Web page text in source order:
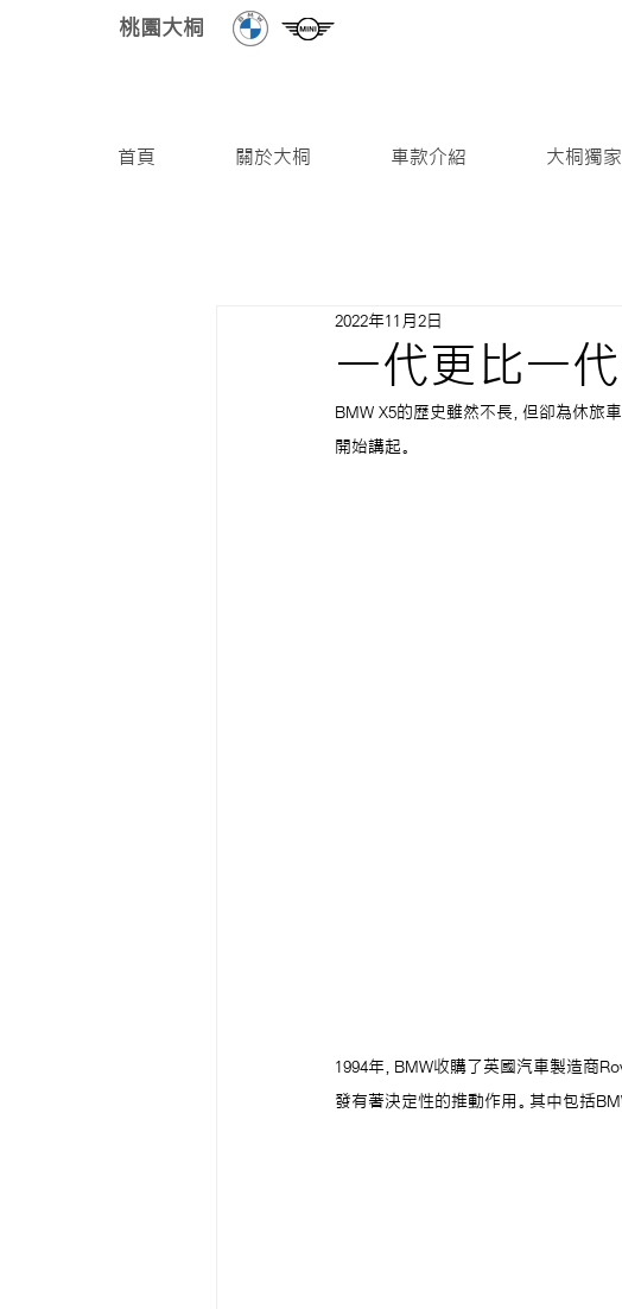
桃園大桐
首頁 關於大桐 車款介紹 大桐獨家
一代更比一
2022年11月2日
BMW X5的歷史雖然不長，但卻為休旅
開始講起。
1994年，BMW收購了英國汽車製造商
發有著決定性的推動作用。其中包括